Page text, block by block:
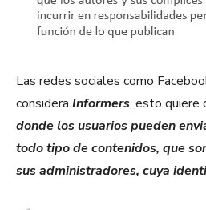
Las redes sociales como
considera Informers, esto quiere
donde los usuarios pueden
todo tipo de contenidos, que
sus administradores, cuya